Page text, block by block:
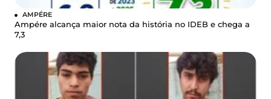
AMPÉRE
Ampére alcança maior nota da história no IDEB e chega a
7,3